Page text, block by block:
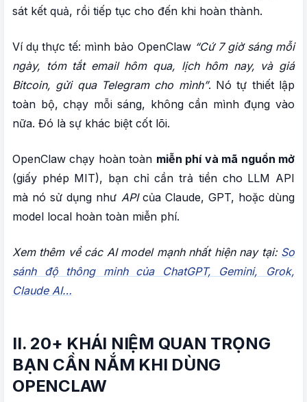
V. TÓM TẮT 20+ KHÁI NIỆM OPENCLAW
sát kết quả, rồi tiếp tục cho đến khi hoàn thành.
Ví dụ thực tế: mình bảo OpenClaw “Cứ 7 giờ sáng mỗi
ngày, tóm tắt email hôm qua, lịch hôm nay, và giá
Bitcoin, gửi qua Telegram cho mình”. Nó tự thiết lập
toàn bộ, chạy mỗi sáng, không cần mình đụng vào
nữa. Đó là sự khác biệt cốt lõi.
OpenClaw chạy hoàn toàn miễn phí và mã nguồn mở
(giấy phép MIT), bạn chỉ cần trả tiền cho LLM API
mà nó sử dụng như APIcủa Claude, GPT, hoặc dùng
model local hoàn toàn miễn phí.
Xem thêm về các AI model mạnh nhất hiện nay tại: So
sánh độ thông minh của ChatGPT, Gemini, Grok,
Claude AI…
II. 20+ KHÁI NIỆM QUAN TRỌNG
BẠN CẦN NẮM KHI DÙNG
OPENCLAW